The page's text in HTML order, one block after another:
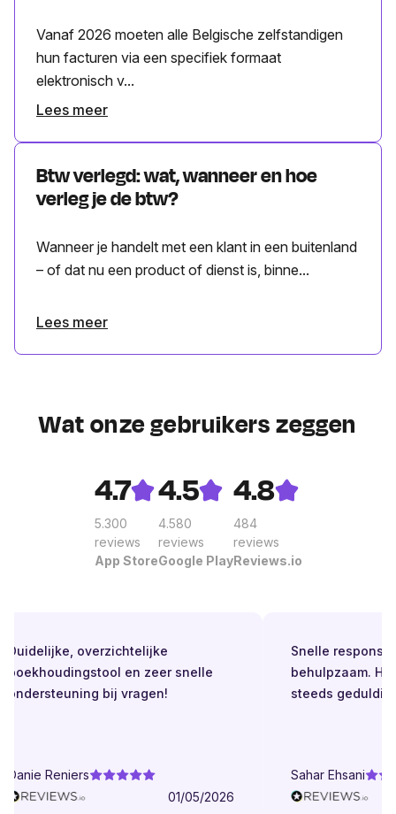
Vanaf 2026 moeten alle Belgische zelfstandigen
hun facturen via een specifiek formaat
elektronisch v...
Lees meer
Btw verlegd: wat, wanneer en hoe
verleg je de btw?
Wanneer je handelt met een klant in een buitenland
– of dat nu een product of dienst is, binne...
Lees meer
Wat onze gebruikers zeggen
4.7
5.300
reviews
App Store
4.5
4.580
reviews
Google Play
4.8
484
reviews
Reviews.io
Duidelijke, overzichtelijke
boekhoudingstool en zeer snelle
ondersteuning bij vragen!
Danie Reniers
01/05/2026
Snelle respons.
behulpzaam.
steeds geduldig.
Sahar Ehsani